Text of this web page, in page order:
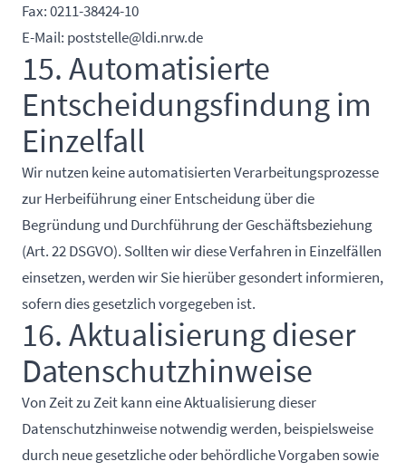
Fax: 0211-38424-10
E-Mail: poststelle@ldi.nrw.de
15. Automatisierte
Entscheidungsfindung im
Einzelfall
Wir nutzen keine automatisierten Verarbeitungsprozesse
zur Herbeiführung einer Entscheidung über die
Begründung und Durchführung der Geschäftsbeziehung
(Art. 22 DSGVO). Sollten wir diese Verfahren in Einzelfällen
einsetzen, werden wir Sie hierüber gesondert informieren,
sofern dies gesetzlich vorgegeben ist.
16. Aktualisierung dieser
Datenschutzhinweise
Von Zeit zu Zeit kann eine Aktualisierung dieser
Datenschutzhinweise notwendig werden, beispielsweise
durch neue gesetzliche oder behördliche Vorgaben sowie